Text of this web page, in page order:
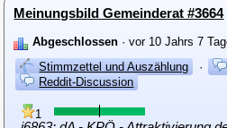
Meinungsbild Gemeinderat #3664
Abgeschlossen · vor 10 Jahrs 7
Stimmzettel und Auszählung
·
Reddit-Discussion
1